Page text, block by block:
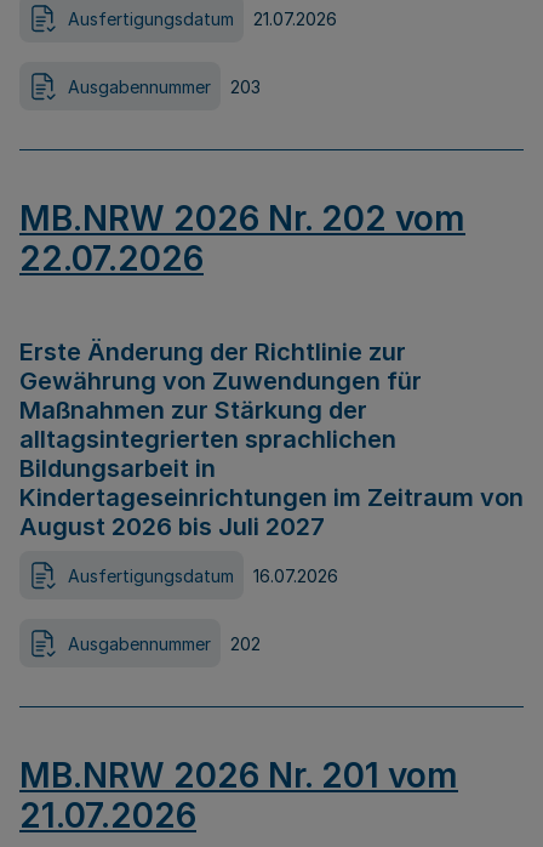
Ausfertigungsdatum 21.07.2026
Ausgabennummer 203
MB.NRW 2026 Nr. 202 vom
22.07.2026
Erste Änderung der Richtlinie zur
Gewährung von Zuwendungen für
Maßnahmen zur Stärkung der
alltagsintegrierten sprachlichen
Bildungsarbeit in
Kindertageseinrichtungen im Zeitraum von
August 2026 bis Juli 2027
Ausfertigungsdatum 16.07.2026
Ausgabennummer 202
MB.NRW 2026 Nr. 201 vom
21.07.2026